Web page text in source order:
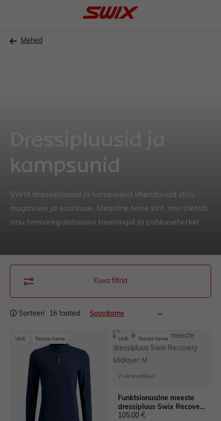
kampsunid
SWIX dressipluusid ja kampsunid ühendavad stiili,
mugavuse ja soorituse. Ideaalne teine kiht, mis toetab
sinu termoregulatsiooni treeningul ja puhkusehetkel
Näita
M(5)
Värv
Kuva filtrid
Sorteeri 16 tooted
UUS Tasuta tarne UUS Tasuta tarne
2 värvivalikud
Funktsionaalne meeste
dressipluus Swix Recovery
Midlayer M
105,00 €